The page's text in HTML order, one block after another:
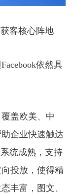
客核心阵地
依然具
盖欧美、中
企业快速触达
统成熟，支持
投放，使得精
丰富，图文、